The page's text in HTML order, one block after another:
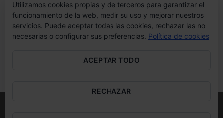
Utilizamos cookies propias y de terceros para garantizar el
funcionamiento de la web, medir su uso y mejorar nuestros
servicios. Puede aceptar todas las cookies, rechazar las no
necesarias o configurar sus preferencias. Política de cookies
ACEPTAR TODO
RECHAZAR